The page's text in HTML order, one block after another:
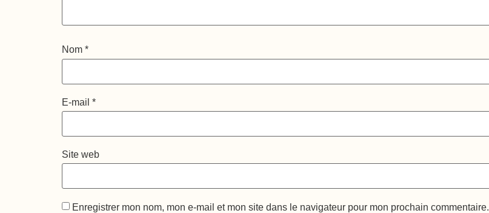
Nom *
E-mail *
Site web
Enregistrer mon nom, mon e-mail et mon site dans le navigateur pour mon prochain commentaire.